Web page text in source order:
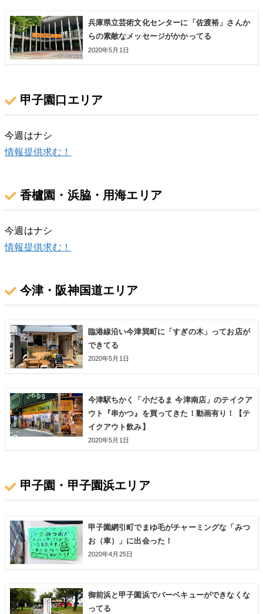
兵庫県立芸術文化センターに「佐渡裕」さんか
らの素敵なメッセージがかかってる
2020年5月1日
甲子園口エリア
今週はナシ
情報提供求む！
香櫨園・浜脇・用海エリア
今週はナシ
情報提供求む！
今津・阪神国道エリア
臨港線沿い今津巽町に「すぎの木」ってお店が
できてる
2020年5月1日
今津駅ちかく「小だるま 今津南店」のテイクア
ウト『串かつ』を買ってきた！動画有り！【テ
イクアウト飲み】
2020年5月1日
甲子園・甲子園浜エリア
甲子園網引町でまゆ毛がチャーミングな「みつ
お（車）」に出会った！
2020年4月25日
御前浜と甲子園浜でバーベキューができなくな
ってる